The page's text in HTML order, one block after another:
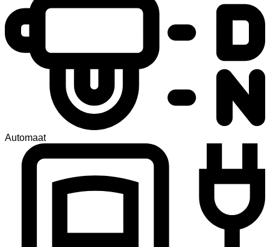
Automaat